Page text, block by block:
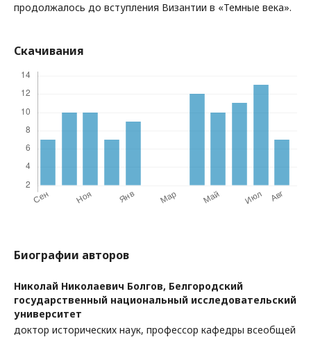
продолжалось до вступления Византии в «Темные века».
Скачивания
Биографии авторов
Николай Николаевич Болгов, Белгородский
государственный национальный исследовательский
университет
доктор исторических наук, профессор кафедры всеобщей